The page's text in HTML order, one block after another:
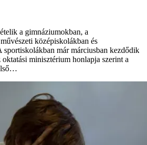
a gimnáziumokban, a
középiskolákban és
sportiskolákban már márciusban kezdődik
minisztérium honlapja szerint a